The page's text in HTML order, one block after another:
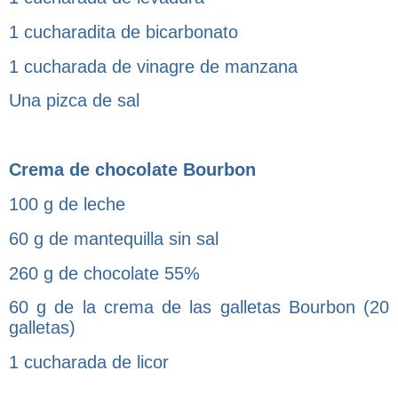
1 cucharadita de bicarbonato
1 cucharada de vinagre de manzana
Una pizca de sal
Crema de chocolate Bourbon
100 g de leche
60 g de mantequilla sin sal
260 g de chocolate 55%
60 g de la crema de las galletas Bourbon (20
galletas)
1 cucharada de licor